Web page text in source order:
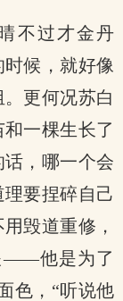
不过才金丹
候，就好像
更何况苏白
一棵生长了
，哪一个会
要捏碎自己
毁道重修，
——他是为了
色，“听说他